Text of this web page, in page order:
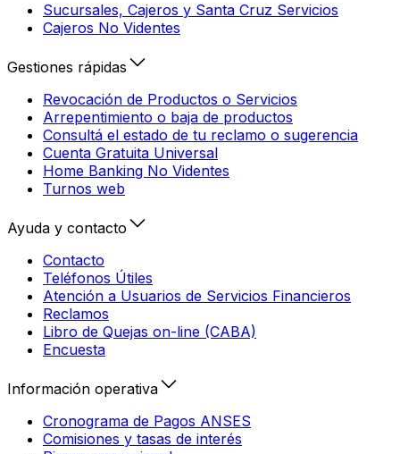
Sucursales, Cajeros y Santa Cruz Servicios
Cajeros No Videntes
Gestiones rápidas
Revocación de Productos o Servicios
Arrepentimiento o baja de productos
Consultá el estado de tu reclamo o sugerencia
Cuenta Gratuita Universal
Home Banking No Videntes
Turnos web
Ayuda y contacto
Contacto
Teléfonos Útiles
Atención a Usuarios de Servicios Financieros
Reclamos
Libro de Quejas on-line (CABA)
Encuesta
Información operativa
Cronograma de Pagos ANSES
Comisiones y tasas de interés